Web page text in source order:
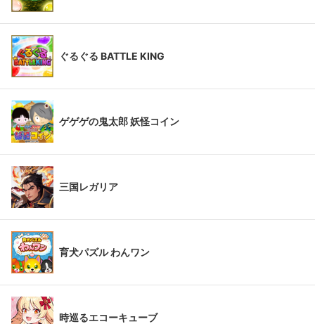
ぐるぐる BATTLE KING
ゲゲゲの鬼太郎 妖怪コイン
三国レガリア
育犬パズル わんワン
時巡るエコーキューブ